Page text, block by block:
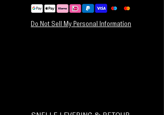
Do Not Sell My Personal Information